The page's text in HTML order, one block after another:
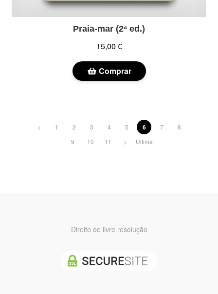
Praia-mar (2ª ed.)
15,00 €
Comprar
< 1 2 3 4 5 6 7
8
9
10 11 > Última
Direito de livre resolução